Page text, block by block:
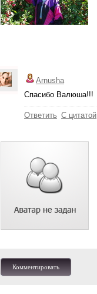
Arnusha
Спасибо Валюша!!!
Ответить С цитатой
Комментировать